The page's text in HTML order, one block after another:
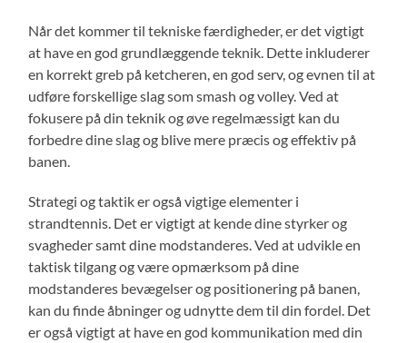
Når det kommer til tekniske færdigheder, er det vigtigt
at have en god grundlæggende teknik. Dette inkluderer
en korrekt greb på ketcheren, en god serv, og evnen til at
udføre forskellige slag som smash og volley. Ved at
fokusere på din teknik og øve regelmæssigt kan du
forbedre dine slag og blive mere præcis og effektiv på
banen.
Strategi og taktik er også vigtige elementer i
strandtennis. Det er vigtigt at kende dine styrker og
svagheder samt dine modstanderes. Ved at udvikle en
taktisk tilgang og være opmærksom på dine
modstanderes bevægelser og positionering på banen,
kan du finde åbninger og udnytte dem til din fordel. Det
er også vigtigt at have en god kommunikation med din